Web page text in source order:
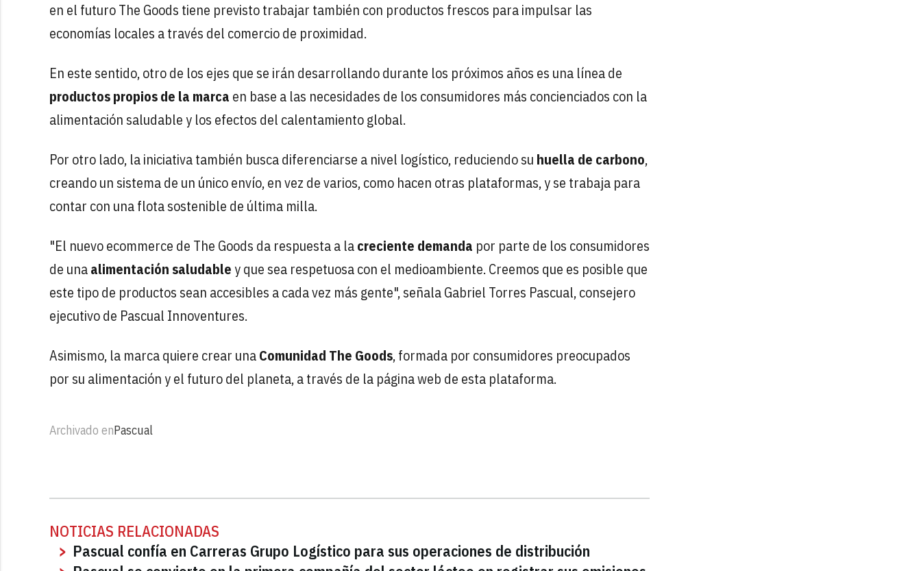
en el futuro The Goods tiene previsto trabajar también con productos frescos para impulsar las
economías locales a través del comercio de proximidad.
En este sentido, otro de los ejes que se irán desarrollando durante los próximos años es una línea de
productos propios de la marca en base a las necesidades de los consumidores más concienciados con la
alimentación saludable y los efectos del calentamiento global.
Por otro lado, la iniciativa también busca diferenciarse a nivel logístico, reduciendo su huella de carbono,
creando un sistema de un único envío, en vez de varios, como hacen otras plataformas, y se trabaja para
contar con una flota sostenible de última milla.
"El nuevo ecommerce de The Goods da respuesta a lacreciente demanda por parte de los consumidores
de unaalimentación saludabley que sea respetuosa con el medioambiente. Creemos que es posible que
este tipo de productos sean accesibles a cada vez más gente", señala Gabriel Torres Pascual, consejero
ejecutivo de Pascual Innoventures.
Asimismo, la marca quiere crear unaComunidad The Goods, formada por consumidores preocupados
por su alimentación y el futuro del planeta, a través de la página web de esta plataforma.
Archivado enPascual
NOTICIAS RELACIONADAS
Pascual confía en Carreras Grupo Logístico para sus operaciones de distribución